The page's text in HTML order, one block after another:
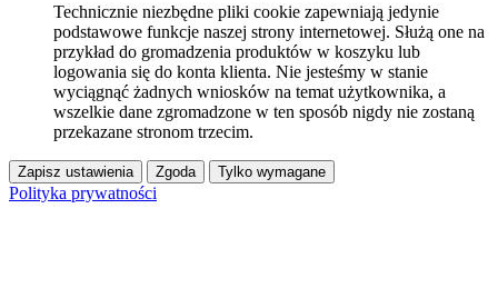
Technicznie niezbędne pliki cookie zapewniają jedynie
podstawowe funkcje naszej strony internetowej. Służą one na
przykład do gromadzenia produktów w koszyku lub
logowania się do konta klienta. Nie jesteśmy w stanie
wyciągnąć żadnych wniosków na temat użytkownika, a
wszelkie dane zgromadzone w ten sposób nigdy nie zostaną
przekazane stronom trzecim.
Zapisz ustawienia Zgoda Tylko wymagane
Polityka prywatności